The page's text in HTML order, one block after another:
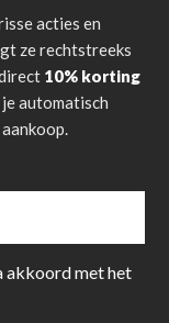
acties en
ze rechtstreeks
10% korting
automatisch
akkoord met het